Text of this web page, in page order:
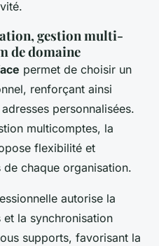
gestion multi-
de domaine
permet de choisir un
renforçant ainsi
personnalisées.
multicomptes, la
flexibilité et
chaque organisation.
autorise la
la synchronisation
supports, favorisant la